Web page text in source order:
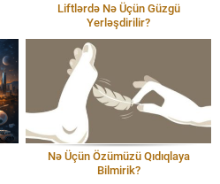
Liftlərdə Nə Üçün Güzgü
Yerləşdirilir?
Nə Üçün Özümüzü Qıdıqlaya
Bilmirik?